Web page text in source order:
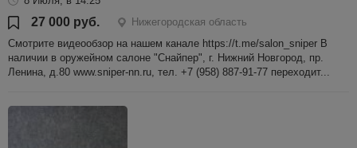
27 000 руб.
Нижегородская область
Смотрите видеообзор на нашем канале https://t.me/salon_sniper В
наличии в оружейном салоне "Снайпер", г. Нижний Новгород, пр.
Ленина, д.80 www.sniper-nn.ru, тел. +7 (958) 887-91-77 переходит...